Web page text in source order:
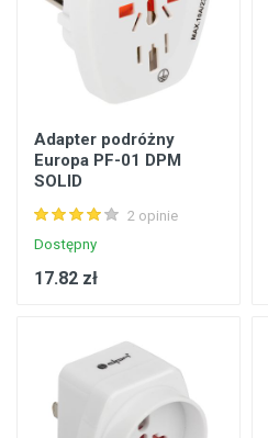
Adapter podróżny
Europa PF-01 DPM
SOLID
2 opinie
Dostępny
17.82 zł